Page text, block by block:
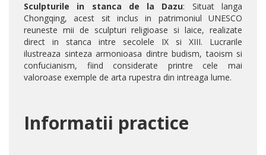
Sculpturile in stanca de la Dazu: Situat langa
Chongqing, acest sit inclus in patrimoniul UNESCO
reuneste mii de sculpturi religioase si laice, realizate
direct in stanca intre secolele IX si XIII. Lucrarile
ilustreaza sinteza armonioasa dintre budism, taoism si
confucianism, fiind considerate printre cele mai
valoroase exemple de arta rupestra din intreaga lume.
Informatii practice